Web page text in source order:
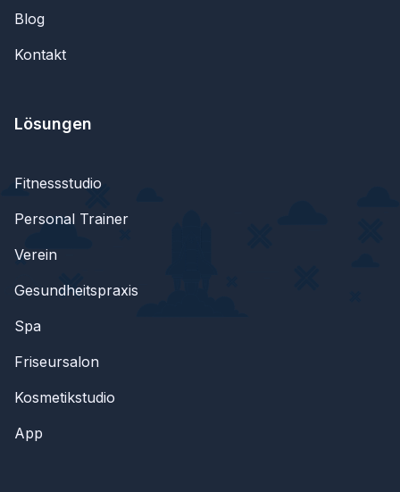
Blog
Kontakt
Lösungen
Fitnessstudio
Personal Trainer
Verein
Gesundheitspraxis
Spa
Friseursalon
Kosmetikstudio
App